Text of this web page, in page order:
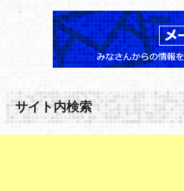
サイト内検索